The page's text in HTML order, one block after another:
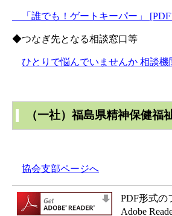
「誰でも！ゲートキーパー」
◆つなぎ先となる相談窓口等
ひとりで悩んでいませんか 相談
（一社）福島県精神保健福
協会支部ページへ
PDF形式の
Adobe